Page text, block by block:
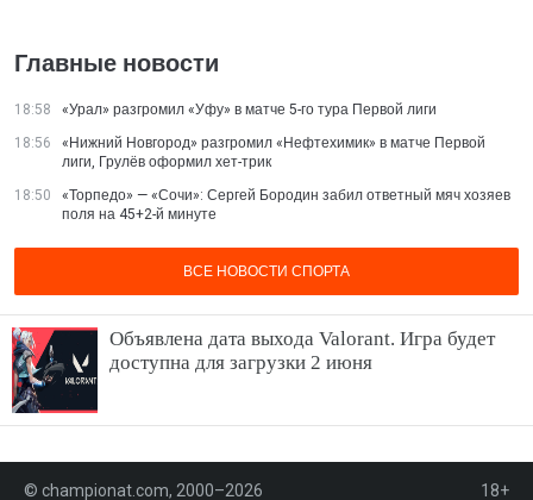
Главные новости
18:58
«Урал» разгромил «Уфу» в матче 5-го тура Первой лиги
18:56
«Нижний Новгород» разгромил «Нефтехимик» в матче Первой
лиги, Грулёв оформил хет-трик
18:50
«Торпедо» — «Сочи»: Сергей Бородин забил ответный мяч хозяев
поля на 45+2-й минуте
ВСЕ НОВОСТИ СПОРТА
Объявлена дата выхода Valorant. Игра будет
доступна для загрузки 2 июня
© championat.com, 2000–2026 18+